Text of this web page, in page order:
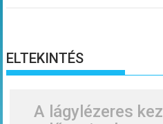
ELTEKINTÉS
A lágylézeres